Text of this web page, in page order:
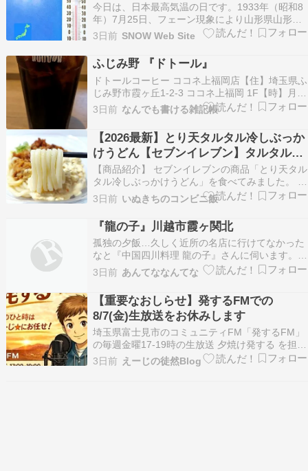
今日は、日本最高気温の日です。1933年（昭和8
年）7月25日、フェーン現象により山形県山形市
で日本の当時の最高気温40.8℃を記録しました。
この記録は長らく最高記温の記録となっていた
が、2007年（平成19年）8月16日に埼玉県熊谷市
と岐阜県多治見市で40.9℃を観測し、74…
3日前 SNOW Web Site
ふじみ野 『ドトール』
ドトールコーヒー ココネ上福岡店【住】埼玉県ふ
じみ野市霞ヶ丘1-2-3 ココネ上福岡 1F【時】月-
金7:00～21:00 土7:30～20:00 日祝8:00～
20:00【休】無休ドトールのHP 『カフェ』で利用
紹介69回目（前回のブログ）※チェーン店トータ
ル連日の猛暑、ク…
3日前 なんでも書ける雑記帳
【2026最新】とり天タルタル冷しぶっか
けうどん【セブンイレブン】タルタルソ
ースが美味しいうどんです!!
【商品紹介】 セブンイレブンの商品「とり天タル
タル冷しぶっかけうどん」を食べてみました。 と
り天と相性抜群のタルタルソースがやみつきにな
る冷しぶっかけうどんです。 648円（税込699.84
円） 2026年07月28日（火）以降順次発売 熱量：
966kcal、たんぱく質：25.…
3日前 いぬきちのコンビニ飯
『龍の子』川越市霞ヶ関北
孤独の夕飯…久しく近所の名店に行けてなかった
なと『中国四川料理 龍の子』さんに伺います。
『龍の子』川越市霞ヶ関北 - 特命B級グルメ部長
の報告書[埼玉] 続きを読む
3日前 あんてななんてな
【重要なおしらせ】発するFMでの
8/7(金)生放送をお休みします
埼玉県富士見市のコミュニティFM「発するFM」
の毎週金曜17-19時の生放送 夕焼け発する を担当
していますが、私が副鼻腔炎による喉枯れを発症
し、現在ピーク時よりは声が出せますが、放送に
3日前 えーじの徒然Blog